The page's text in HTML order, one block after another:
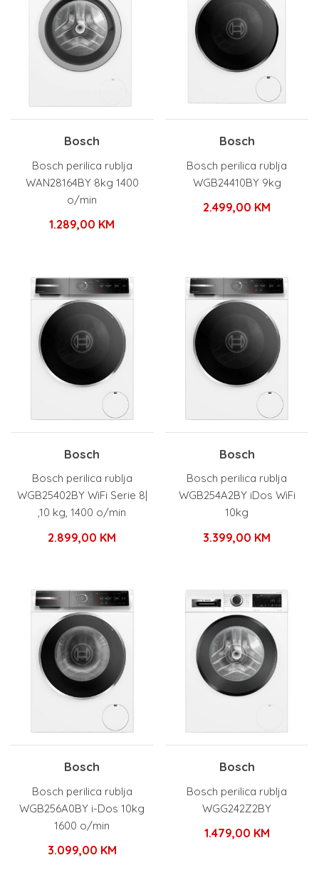
Bosch
Bosch perilica rublja
WAN28164BY 8kg 1400
o/min
1.289,00 KM
Bosch
Bosch perilica rublja
WGB24410BY 9kg
2.499,00 KM
Bosch
Bosch perilica rublja
WGB25402BY WiFi Serie 8|
,10 kg, 1400 o/min
2.899,00 KM
Bosch
Bosch perilica rublja
WGB254A2BY iDos WiFi
10kg
3.399,00 KM
Bosch
Bosch perilica rublja
WGB256A0BY i-Dos 10kg
1600 o/min
3.099,00 KM
Bosch
Bosch perilica rublja
WGG242Z2BY
1.479,00 KM